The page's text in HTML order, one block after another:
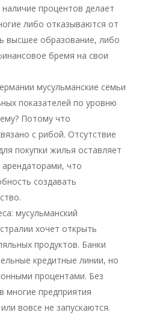
процентов делает
либо отказываются от
высшее образование, либо
бремя на свои
мусульманские семьи
показателей по уровню
Потому что
с рибой. Отсутствие
покупки жилья оставляет
что
создавать
мусульманский
хочет открыть
продуктов. Банки
кредитные линии, но
процентами. Без
многие предприятия
вовсе не запускаются.